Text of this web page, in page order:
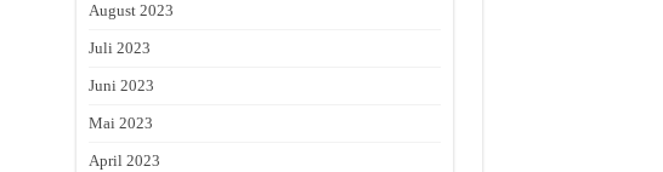
August 2023
Juli 2023
Juni 2023
Mai 2023
April 2023